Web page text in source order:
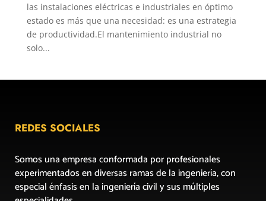
las instalaciones eléctricas e industriales en óptimo
estado es más que una necesidad: es una estrategia
de productividad.El mantenimiento industrial no
solo...
REDES SOCIALES
Somos una empresa conformada por profesionales
experimentados en diversas ramas de la ingeniería, con
especial énfasis en la ingeniería civil y sus múltiples